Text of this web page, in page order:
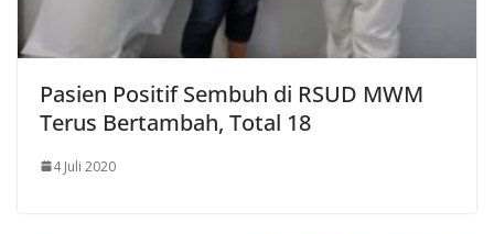
Pasien Positif Sembuh di RSUD MWM
Terus Bertambah, Total 18
4 Juli 2020